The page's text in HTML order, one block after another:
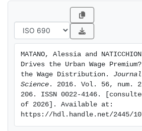
MATANO, Alessia and
Drives the Urban Wage
the Wage Distribution.
Science . 2016. Vol. 56, num.
206. ISSN 0022-4146.
of 2026]. Available at:
https://hdl.handle.net/2445/